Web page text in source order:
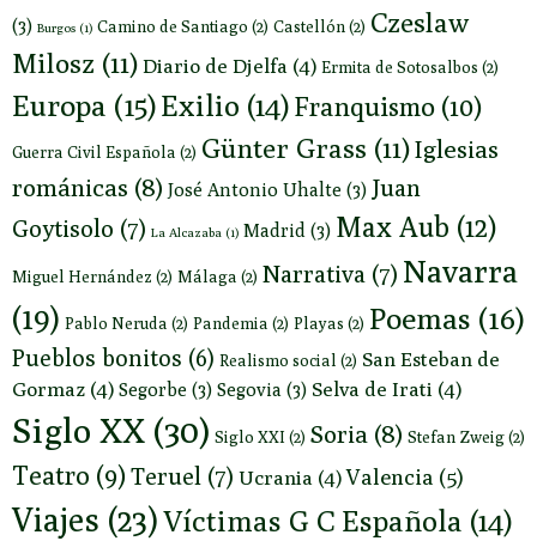
(3) Burgos (1) Camino de Santiago (2) Castellón(2) Czeslaw
Milosz (11) Diario de Djelfa (4) Ermita de Sotosalbos (2)
Europa (15)Exilio (14)Franquismo (10)
Guerra Civil Española (2) Günter Grass (11)Iglesias
románicas (8) José Antonio Uhalte (3) Juan
Goytisolo (7) La Alcazaba (1) Madrid (3) Max Aub (12)
Miguel Hernández (2) Málaga (2) Narrativa (7) Navarra
(19) Pablo Neruda (2) Pandemia (2) Playas (2) Poemas (16)
Pueblos bonitos (6) Realismo social (2) San Esteban de
Gormaz (4) Segorbe (3) Segovia (3) Selva de Irati (4)
Siglo XX (30) Siglo XXI (2) Soria (8) Stefan Zweig(2)
Teatro (9) Teruel (7) Ucrania (4) Valencia (5)
Viajes (23)Víctimas G C Española (14)